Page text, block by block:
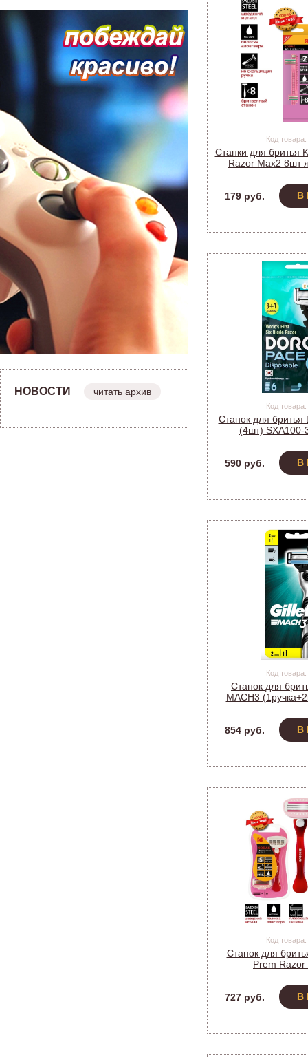
Код
Станки для бритья
Razor Max2 8шт
179 руб.
В
Код
Станок для бритья
(4шт) SXA100-
590 руб. В
Код
Станок для
MACH3
854 руб. В
Код
Станок для
Prem Razor
727 руб.
В
НОВОСТИ читать архив